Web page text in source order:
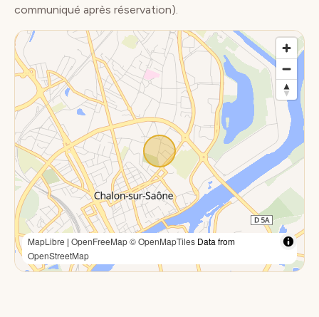
communiqué après réservation).
MapLibre | OpenFreeMap© OpenMapTiles Data from
OpenStreetMap